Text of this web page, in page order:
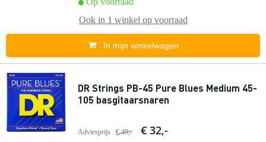
Ook in 1 winkel op voorraad
In mijn winkelwagen
DR Strings PB-45 Pure Blues Medium 45-
105 basgitaarsnaren
Adviesprijs € 49,- € 32,-